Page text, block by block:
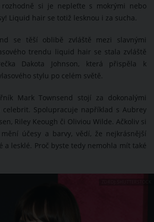
si je nepleťte s mokrými nebo
Liquid hair se totiž lesknou i za sucha.
se těší oblibě zvláště mezi slavnými
trendu liquid hair se stala zvláště
Dakota Johnson, která přispěla k
stylu po celém světě.
Mark Townsend stojí za dokonalými
Spolupracuje například s Aubrey
Riley Keough či Oliviou Wilde. Ačkoliv si
účesy a barvy, vědí, že nejkrásnější
a lesklé. Proč byste tedy nemohla mít také